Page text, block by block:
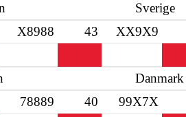
Sverige
X8988 43 XX9X9
Danmark
78889 40 99X7X